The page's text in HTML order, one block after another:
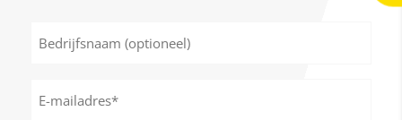
(optioneel)
mailadres